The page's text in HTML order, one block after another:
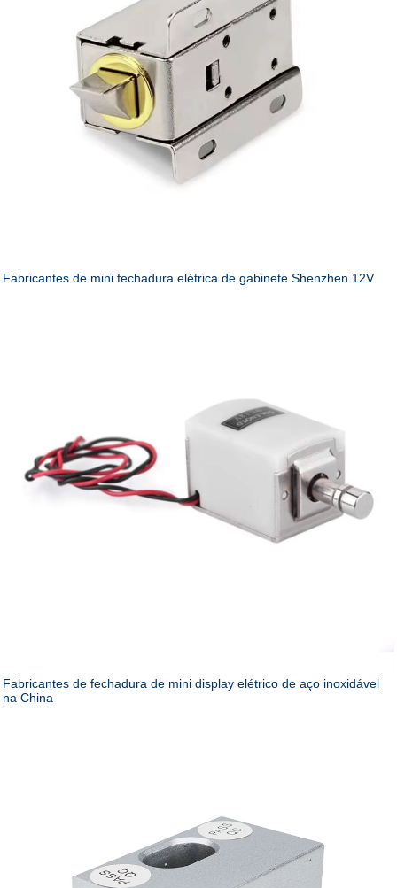
Fabricantes de mini fechadura elétrica de gabinete Shenzhen 12V
Fabricantes de fechadura de mini display elétrico de aço inoxidável
na China